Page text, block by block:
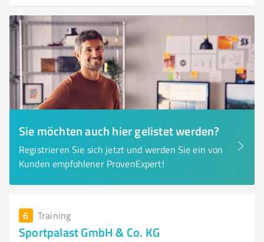
Sie möchten auch hier gelistet werden?
Registrieren Sie sich jetzt und werden Sie ein von
Kunden empfohlener ProvenExpert!
6 Training
Sportpalast GmbH & Co. KG